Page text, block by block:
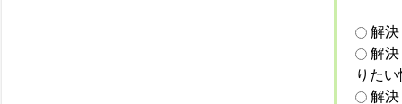
解
解
りた
解